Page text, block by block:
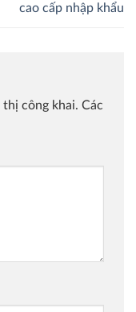
cao cấp nhập khẩu
thị công khai. Các